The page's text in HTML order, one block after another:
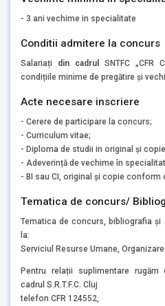
- 3 ani vechime in specialitate
Conditii admitere la concurs
Salariați din cadrul
SNTFC „CFR
condițiile minime de pregătire și
Acte necesare inscriere
- Cerere de participare la concurs;
- Curriculum vitae;
- Diploma de studii in original și
- Adeverință de vechime în
- BI sau CI, original și copie conform
Tematica de concurs/
Tematica de concurs, bibliografia
la:
Serviciul Resurse Umane,
Pentru relații suplimentare rugăm
cadrul S.R.T.F.C. Cluj
telefon CFR 124552,